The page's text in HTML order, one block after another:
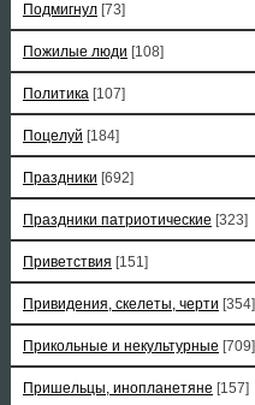
Подмигнул [73]
Пожилые люди [108]
Политика [107]
Поцелуй [184]
Праздники [692]
Праздники патриотические [323]
Приветствия [151]
Привидения, скелеты, черти [354]
Прикольные и некультурные [709]
Пришельцы, инопланетяне [157]